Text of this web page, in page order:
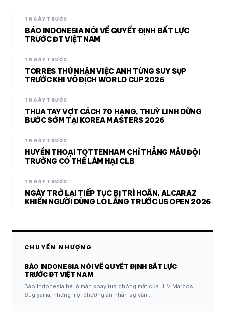
1 NGÀY TRƯỚC
BÁO INDONESIA NÓI VỀ QUYẾT ĐỊNH BẤT LỰC
TRƯỚC ĐT VIỆT NAM
1 NGÀY TRƯỚC
TORRES THÚ NHẬN VIỆC ANH TỪNG SUY SỤP
TRƯỚC KHI VÔ ĐỊCH WORLD CUP 2026
1 NGÀY TRƯỚC
THUA TAY VỢT CÁCH 70 HẠNG, THUỲ LINH DỪNG
BƯỚC SỚM TẠI KOREA MASTERS 2026
1 NGÀY TRƯỚC
HUYỀN THOẠI TOTTENHAM CHỈ THẲNG MẪU ĐỘI
TRƯỞNG CÓ THỂ LÀM HẠI CLB
1 NGÀY TRƯỚC
NGÀY TRỞ LẠI TIẾP TỤC BỊ TRÌ HOÃN, ALCARAZ
KHIẾN NGƯỜI DÙNG LO LẮNG TRƯỚC US OPEN 2026
CHUYỂN NHƯỢNG
BÁO INDONESIA NÓI VỀ QUYẾT ĐỊNH BẤT LỰC
TRƯỚC ĐT VIỆT NAM
Báo Indonesia hé lộ màn xoay tua chóng mặt của HLV Marcos
Sugiyama, nhưng mọi phương án nhân sự vẫn…